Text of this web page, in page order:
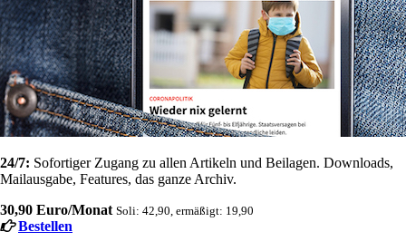
24/7: Sofortiger Zugang zu allen Artikeln und Beilagen. Downloads,
Mailausgabe, Features, das ganze Archiv.
30,90 Euro/Monat Soli: 42,90, ermäßigt: 19,90
Bestellen